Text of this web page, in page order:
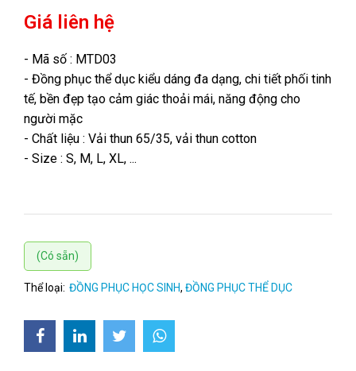
Giá liên hệ
- Mã số : MTD03
- Đồng phục thể dục kiểu dáng đa dạng, chi tiết phối tinh
tế, bền đẹp tạo cảm giác thoải mái, năng động cho
người mặc
- Chất liệu : Vải thun 65/35, vải thun cotton
- Size : S, M, L, XL, ...
(Có sẵn)
Thể loại: ĐỒNG PHỤC HỌC SINH, ĐỒNG PHỤC THỂ DỤC